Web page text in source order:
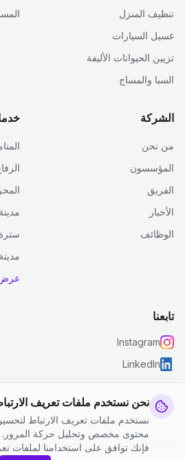
نحن نستخدم ملفات تعريف
نستخدم ملفات تعريف الارتباط
محتوى مخصص وتحليل حركة المرور.
فإنك توافق على استخدامنا لملفات
تنظيف المنزل
غسيل السيارات
تزيين الحيوانات الأليفة
السبا والمساج
الشركة
من نحن
المؤسسون
الفريق
الأخبار
الوظائف
سترة
عرض
تابعنا
Instagram
LinkedIn
© 2026 جست كلين. جميع الحقوق محفوظة.
الشروط | إعدادات ملفات تعريف الارتباط